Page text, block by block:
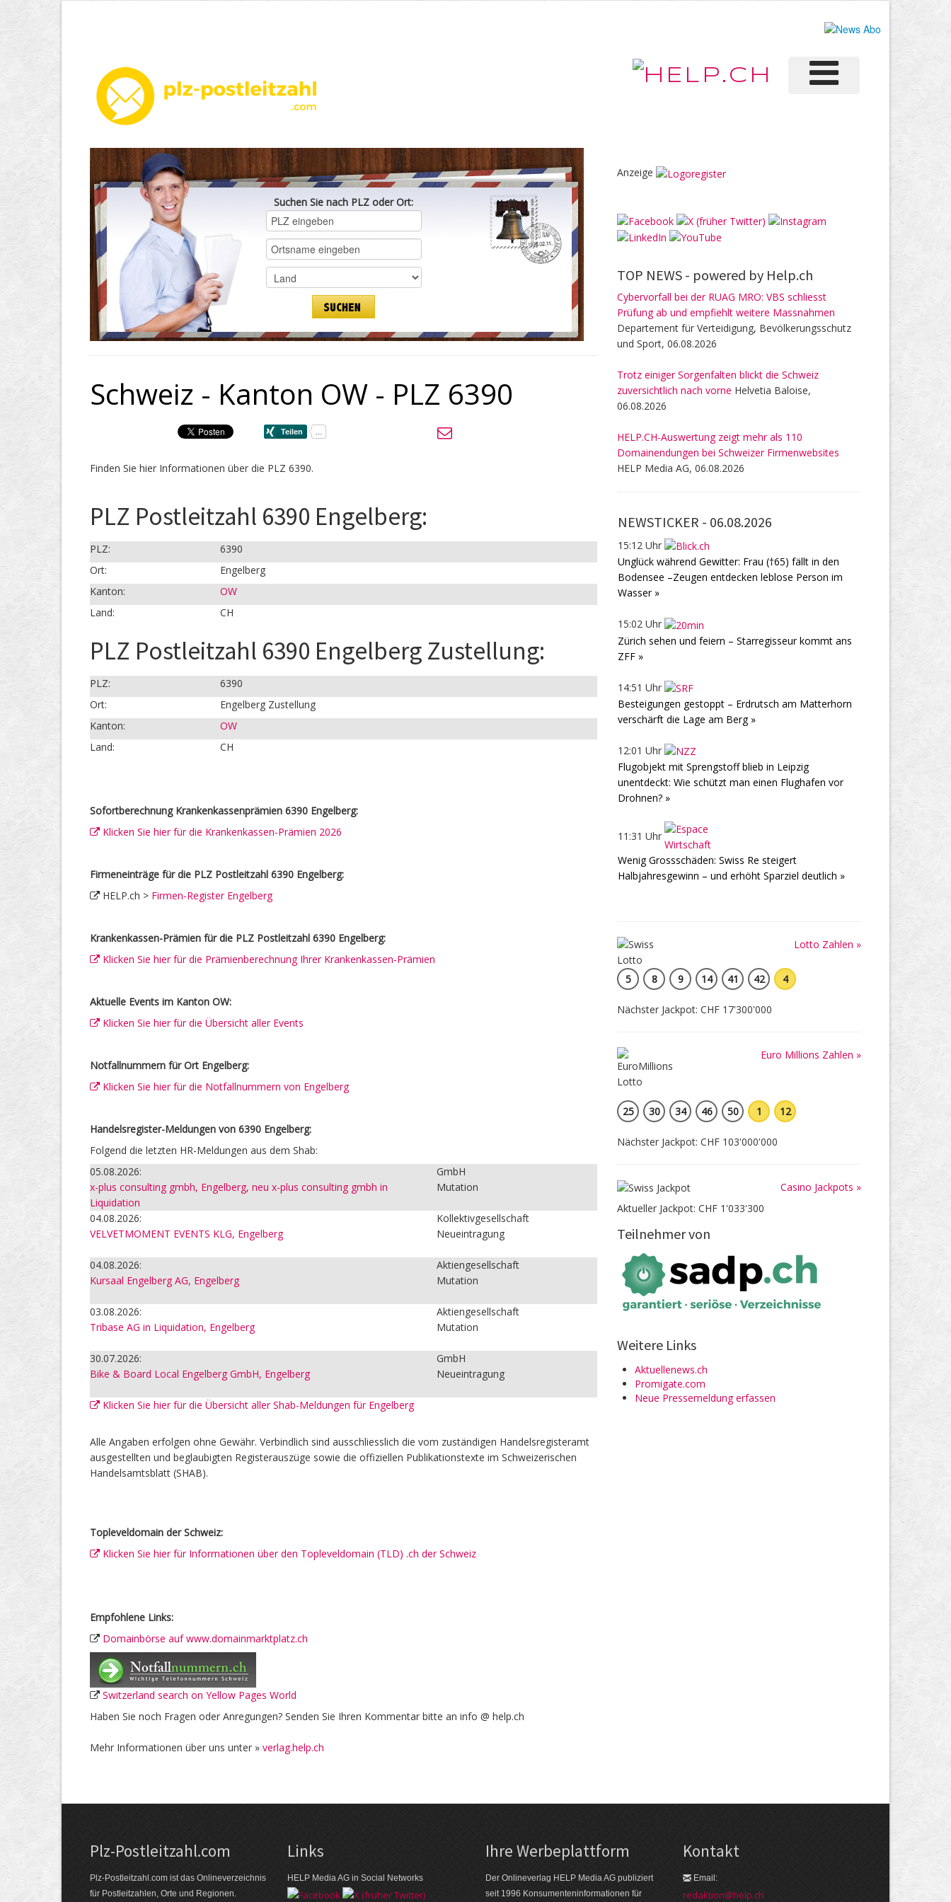
Suchen Sie nach PLZ oder Ort:
Schweiz - Kanton OW - PLZ 6390
Finden Sie hier Informationen über die PLZ 6390.
PLZ Postleitzahl 6390 Engelberg:
PLZ:
6390
Ort:
Engelberg
Kanton:
OW
Land:
CH
PLZ Postleitzahl 6390 Engelberg Zustellung:
PLZ:
6390
Ort:
Engelberg Zustellung
Kanton:
OW
Land:
CH
Sofortberechnung Krankenkassenprämien 6390 Engelberg:
Klicken Sie hier für die Krankenkassen-Prämien 2026
Firmeneinträge für die PLZ Postleitzahl 6390 Engelberg:
HELP.ch > Firmen-Register Engelberg
Krankenkassen-Prämien für die PLZ Postleitzahl 6390 Engelberg:
Klicken Sie hier für die Prämienberechnung Ihrer Krankenkassen-Prämien
Aktuelle Events im Kanton OW:
Klicken Sie hier für die Übersicht aller Events
Notfallnummern für Ort Engelberg:
Klicken Sie hier für die Notfallnummern von Engelberg
Handelsregister-Meldungen von 6390 Engelberg:
Folgend die letzten HR-Meldungen aus dem Shab:
05.08.2026:
x-plus consulting gmbh, Engelberg, neu x-plus consulting gmbh in
Liquidation
GmbH
Mutation
04.08.2026:
VELVETMOMENT EVENTS KLG, Engelberg
Kollektivgesellschaft
Neueintragung
04.08.2026:
Kursaal Engelberg AG, Engelberg
Aktiengesellschaft
Mutation
03.08.2026:
Tribase AG in Liquidation, Engelberg
Aktiengesellschaft
Mutation
30.07.2026:
Bike & Board Local Engelberg GmbH, Engelberg
GmbH
Neueintragung
Klicken Sie hier für die Übersicht aller Shab-Meldungen für Engelberg
Alle Angaben erfolgen ohne Gewähr. Verbindlich sind ausschliesslich die vom zuständigen Handelsregisteramt
ausgestellten und beglaubigten Registerauszüge sowie die offiziellen Publikationstexte im Schweizerischen
Handelsamtsblatt (SHAB).
Topleveldomain der Schweiz:
Klicken Sie hier für Informationen über den Topleveldomain (TLD) .ch der Schweiz
Empfohlene Links:
Domainbörse auf www.domainmarktplatz.ch
Switzerland search on Yellow Pages World
Haben Sie noch Fragen oder Anregungen? Senden Sie Ihren Kommentar bitte an info @ help.ch
Mehr Informationen über uns unter » verlag.help.ch
Anzeige
TOP NEWS - powered by Help.ch
Cybervorfall bei der RUAG MRO: VBS schliesst
Prüfung ab und empfiehlt weitere Massnahmen
Departement für Verteidigung, Bevölkerungsschutz
und Sport, 06.08.2026
Trotz einiger Sorgenfalten blickt die Schweiz
zuversichtlich nach vorne Helvetia Baloise,
06.08.2026
HELP.CH-Auswertung zeigt mehr als 110
Domainendungen bei Schweizer Firmenwebsites
HELP Media AG, 06.08.2026
NEWSTICKER - 06.08.2026
15:12 Uhr
Unglück während Gewitter: Frau (†65) fällt in den
Bodensee –Zeugen entdecken leblose Person im
Wasser »
15:02 Uhr
Zürich sehen und feiern – Starregisseur kommt ans
ZFF »
14:51 Uhr
Besteigungen gestoppt – Erdrutsch am Matterhorn
verschärft die Lage am Berg »
12:01 Uhr
Flugobjekt mit Sprengstoff blieb in Leipzig
unentdeckt: Wie schützt man einen Flughafen vor
Drohnen? »
11:31 Uhr
Wenig Grossschäden: Swiss Re steigert
Halbjahresgewinn – und erhöht Sparziel deutlich »
Lotto Zahlen »
5 8 9 14 41 42 4
Nächster Jackpot: CHF 17'300'000
Euro Millions Zahlen »
25 30 34 46 50 1 12
Nächster Jackpot: CHF 103'000'000
Casino Jackpots »
Aktueller Jackpot: CHF 1'033'300
Teilnehmer von
Weitere Links
Aktuellenews.ch
Promigate.com
Neue Pressemeldung erfassen
Plz-Postleitzahl.com
Plz-Postleitzahl.com ist das Onlineverzeichnis
für Postleitzahlen, Orte und Regionen.
Links
HELP Media AG in Social Networks
Ihre Werbeplattform
Der Onlineverlag HELP Media AG publiziert
seit 1996 Konsumenten­informationen für
Kontakt
Email:
redaktion@help.ch